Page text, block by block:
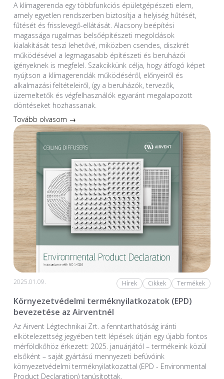
A klímagerenda egy többfunkciós épületgépészeti elem,
amely egyetlen rendszerben biztosítja a helyiség hűtését,
fűtését és frisslevegő-ellátását. Alacsony beépítési
magassága rugalmas belsőépítészeti megoldások
kialakítását teszi lehetővé, miközben csendes, diszkrét
működésével a legmagasabb építészeti és beruházói
igényeknek is megfelel. Szakcikkünk célja, hogy átfogó képet
nyújtson a klímagerendák működéséről, előnyeiről és
alkalmazási feltételeiről, így a beruházók, tervezők,
üzemeltetők és végfelhasználók egyaránt megalapozott
döntéseket hozhassanak.
Tovább olvasom →
2025.01.09. Hírek Cikkek Termékek
Környezetvédelmi terméknyilatkozatok (EPD)
bevezetése az Airventnél
Az Airvent Légtechnikai Zrt. a fenntarthatóság iránti
elkötelezettség jegyében tett lépések útján egy újabb fontos
mérföldkőhöz érkezett: 2025. januárjától – termékeink közül
elsőként – saját gyártású mennyezeti befúvóink
környezetvédelmi terméknyilatkozattal (EPD - Environmental
Product Declaration) tanúsítottak.